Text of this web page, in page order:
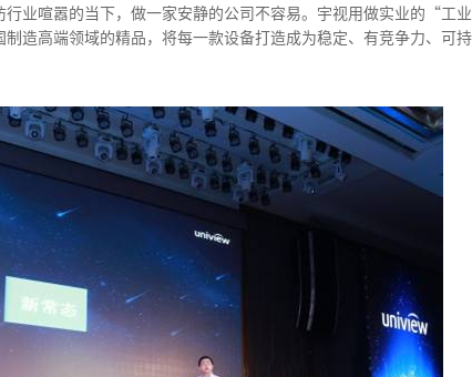
业喧嚣的当下，做一家安静的公司不容易。宇视用做实业的“工
造高端领域的精品，将每一款设备打造成为稳定、有竞争力、可